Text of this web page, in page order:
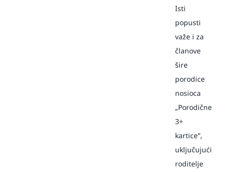
Isti
popusti
važe i za
članove
šire
porodice
nosioca
„Porodične
3+
kartice“,
uključujući
roditelje